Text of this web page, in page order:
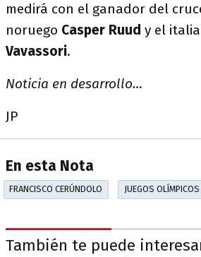
medirá con el ganador del
noruego Casper Ruud y el
Vavassori.
Noticia en desarrollo…
JP
En esta Nota
FRANCISCO CERÚNDOLO JUEGOS
También te puede